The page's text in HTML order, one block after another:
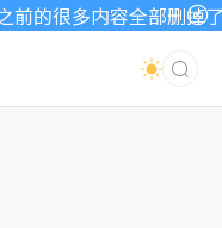
的很多内容全部删掉